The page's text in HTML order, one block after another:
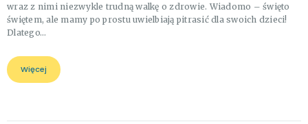
wraz z nimi niezwykle trudną walkę o zdrowie. Wiadomo – święto
świętem, ale mamy po prostu uwielbiają pitrasić dla swoich dzieci!
Dlatego…
Więcej